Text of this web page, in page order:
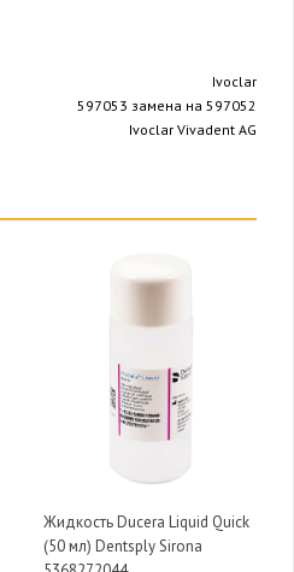
Ivoclar
597053 замена на 597052
Ivoclar Vivadent AG
Жидкость Ducera Liquid Quick
(50 мл) Dentsply Sirona